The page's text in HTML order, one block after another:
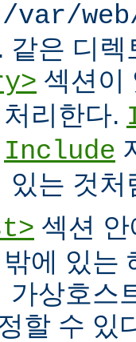
var/
같은 디
섹션이
리한다.
Include
있는 것처
섹션
에 있는
가상호스
할 수 있